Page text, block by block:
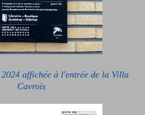
affichée à l'entrée de la Villa
Cavrois